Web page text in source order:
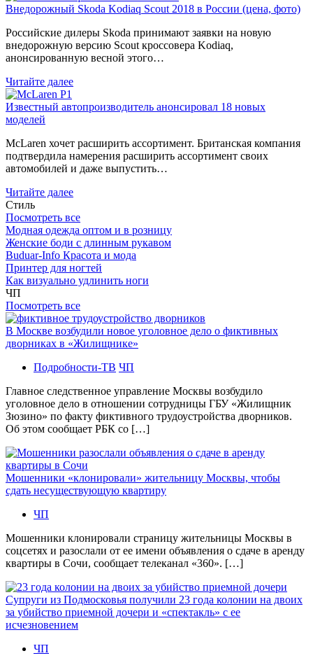
Внедорожный Skoda Kodiaq Scout 2018 в России (цена, фото)
Российские дилеры Skoda принимают заявки на новую
внедорожную версию Scout кроссовера Kodiaq,
анонсированную весной этого…
Читайте далее
Известный автопроизводитель анонсировал 18 новых
моделей
McLaren хочет расширить ассортимент. Британская компания
подтвердила намерения расширить ассортимент своих
автомобилей и даже выпустить…
Читайте далее
Стиль
Посмотреть все
Модная одежда оптом и в розницу
Женские боди с длинным рукавом
Buduar-Info Красота и мода
Принтер для ногтей
Как визуально удлинить ноги
ЧП
Посмотреть все
В Москве возбудили новое уголовное дело о фиктивных
дворниках в «Жилищнике»
Подробности-ТВ ЧП
Главное следственное управление Москвы возбудило
уголовное дело в отношении сотрудницы ГБУ «Жилищник
Зюзино» по факту фиктивного трудоустройства дворников.
Об этом сообщает РБК со […]
Мошенники «клонировали» жительницу Москвы, чтобы
сдать несуществующую квартиру
ЧП
Мошенники клонировали страницу жительницы Москвы в
соцсетях и разослали от ее имени объявления о сдаче в аренду
квартиры в Сочи, сообщает телеканал «360». […]
Супруги из Подмосковья получили 23 года колонии на двоих
за убийство приемной дочери и «спектакль» с ее
исчезновением
ЧП